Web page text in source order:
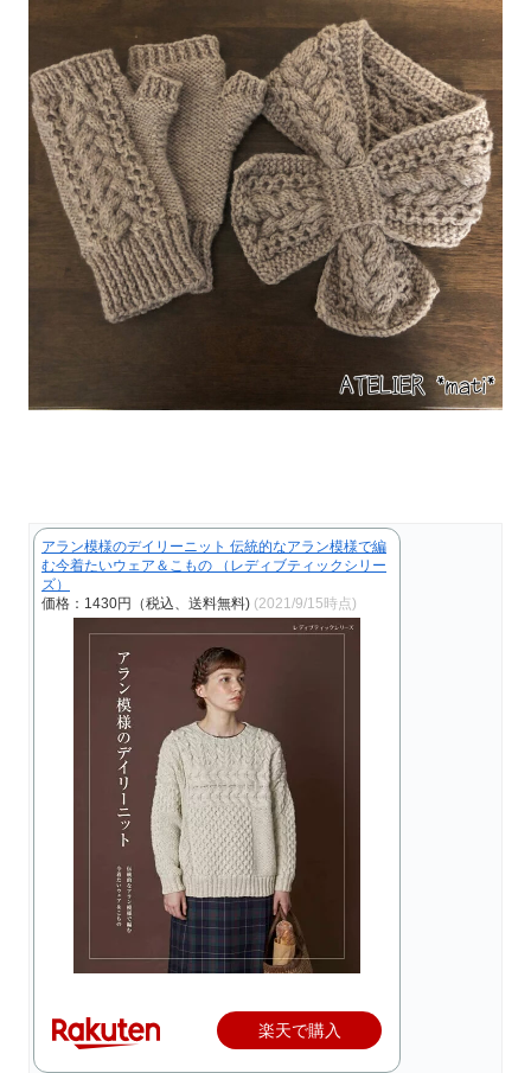
アラン模様のデイリーニット 伝統的なアラン模様で編
む今着たいウェア＆こもの （レディブティックシリー
ズ）
価格：1430円（税込、送料無料) (2021/9/15時点)
楽天で購入